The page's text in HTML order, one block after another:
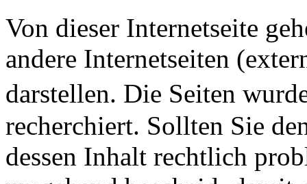
Von dieser Internetseite
andere Internetseiten
darstellen. Die Seiten
recherchiert. Sollten Sie
dessen Inhalt rechtlich